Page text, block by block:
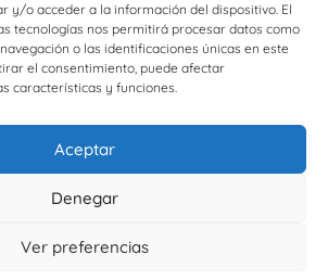
y/o acceder a la información del dispositivo. El
tecnologías nos permitirá procesar datos como
o las identificaciones únicas en este
el consentimiento, puede afectar
características y funciones.
Aceptar
Denegar
Ver preferencias
del lóbulo de la oreja
Análisis capilar
DE INTERÉS
Términos y condiciones
de protección de datos